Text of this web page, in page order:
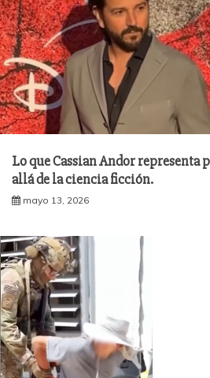
Lo que Cassian Andor representa
allá de la ciencia ficción.
mayo 13, 2026